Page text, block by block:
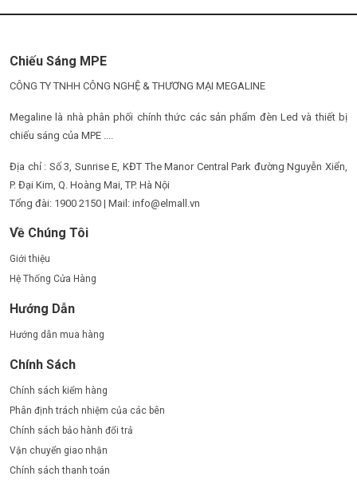
Chiếu Sáng MPE
CÔNG TY TNHH CÔNG NGHỆ & THƯƠNG MẠI MEGALINE
Megaline là nhà phân phối chính thức các sản phẩm đèn Led và thiết bị
chiếu sáng của MPE ....
Địa chỉ : Số 3, Sunrise E, KĐT The Manor Central Park đường Nguyễn Xiển,
P. Đại Kim, Q. Hoàng Mai, TP. Hà Nội
Tổng đài: 1900 2150 | Mail: info@elmall.vn
Về Chúng Tôi
Giới thiệu
Hệ Thống Cửa Hàng
Hướng Dẫn
Hướng dẫn mua hàng
Chính Sách
Chính sách kiểm hàng
Phân định trách nhiệm của các bên
Chính sách bảo hành đổi trả
Vận chuyển giao nhận
Chính sách thanh toán